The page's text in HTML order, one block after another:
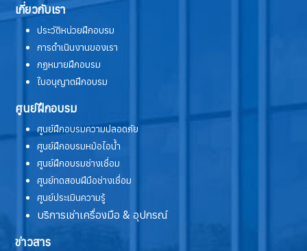
เกี่ยวกับเรา
ประวัติหน่วยฝึกอบรม
การดำเนินงานของเรา
กฏหมายฝึกอบรม
ใบอนุญาตฝึกอบรม
ศูนย์ฝึกอบรม
ศูนย์ฝึกอบรมความปลอดภัย
ศูนย์ฝึกอบรมหม้อไอน้ำ
ศูนย์ฝึกอบรมช่างเชื่อม
ศูนย์ทดสอบฝีมือช่างเชื่อม
ศูนย์ประเมินความรู้
บริการเช่าเครื่องมือ & อุปกรณ์
ข่าวสาร